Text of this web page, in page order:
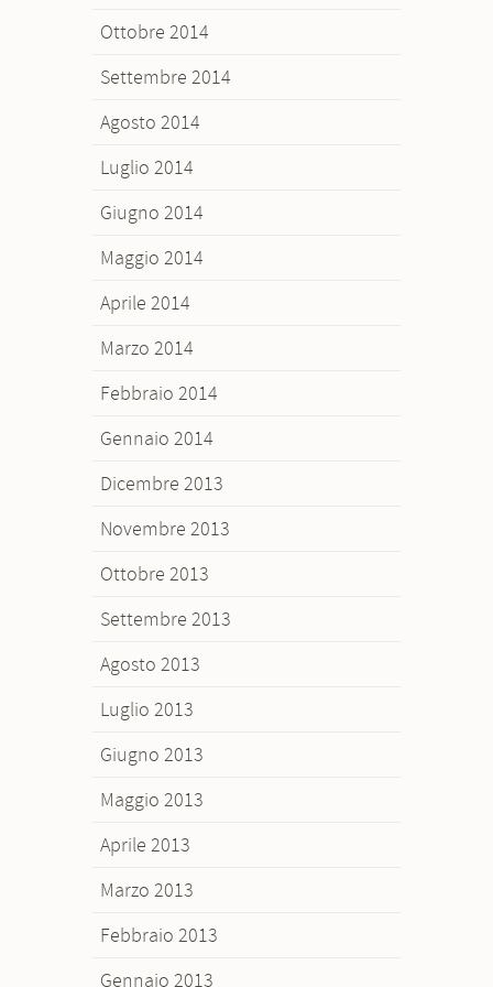
Ottobre 2014
Settembre 2014
Agosto 2014
Luglio 2014
Giugno 2014
Maggio 2014
Aprile 2014
Marzo 2014
Febbraio 2014
Gennaio 2014
Dicembre 2013
Novembre 2013
Ottobre 2013
Settembre 2013
Agosto 2013
Luglio 2013
Giugno 2013
Maggio 2013
Aprile 2013
Marzo 2013
Febbraio 2013
Gennaio 2013